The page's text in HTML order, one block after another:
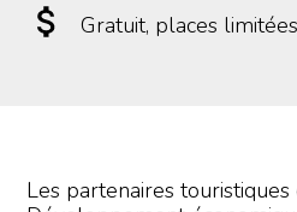
Gratuit, places limitées
Les partenaires